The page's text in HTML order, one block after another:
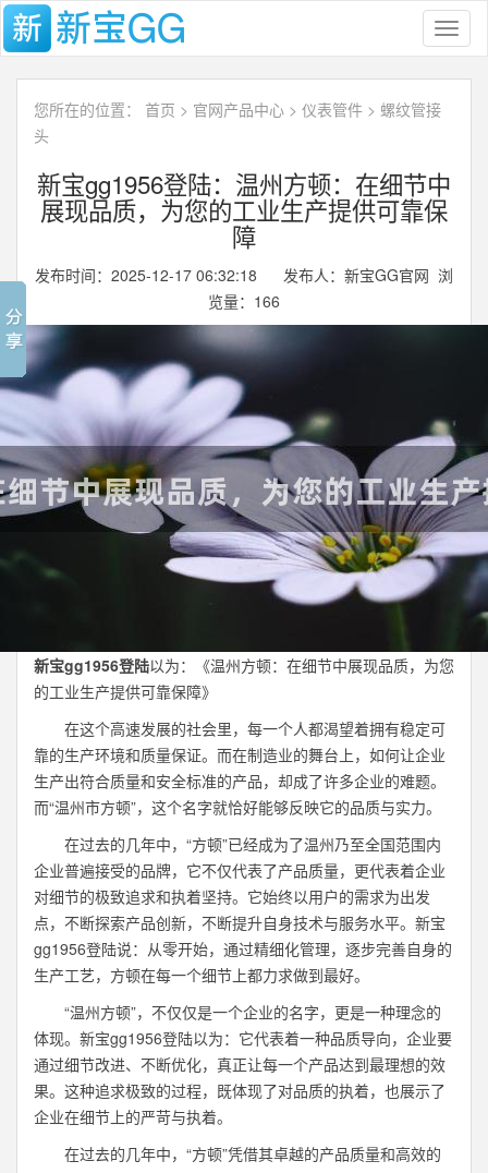
您所在的位置： 首页 > 官网产品中心 > 仪表管件 > 螺纹管接
头
新宝gg1956登陆：温州方顿：在细节中
展现品质，为您的工业生产提供可靠保
障
发布时间：2025-12-17 06:32:18 发布人：新宝GG官网 浏
览量： 166
新宝gg1956登陆以为：《温州方顿：在细节中展现品质，为您
的工业生产提供可靠保障》
在这个高速发展的社会里，每一个人都渴望着拥有稳定可
靠的生产环境和质量保证。而在制造业的舞台上，如何让企业
生产出符合质量和安全标准的产品，却成了许多企业的难题。
而“温州市方顿”，这个名字就恰好能够反映它的品质与实力。
在过去的几年中，“方顿”已经成为了温州乃至全国范围内
企业普遍接受的品牌，它不仅代表了产品质量，更代表着企业
对细节的极致追求和执着坚持。它始终以用户的需求为出发
点，不断探索产品创新，不断提升自身技术与服务水平。新宝
gg1956登陆说：从零开始，通过精细化管理，逐步完善自身的
生产工艺，方顿在每一个细节上都力求做到最好。
“温州方顿”，不仅仅是一个企业的名字，更是一种理念的
体现。新宝gg1956登陆以为：它代表着一种品质导向，企业要
通过细节改进、不断优化，真正让每一个产品达到最理想的效
果。这种追求极致的过程，既体现了对品质的执着，也展示了
企业在细节上的严苛与执着。
在过去的几年中，“方顿”凭借其卓越的产品质量和高效的